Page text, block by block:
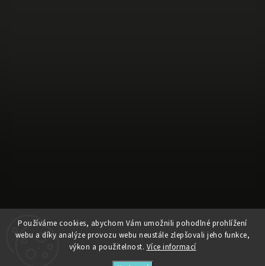
Používáme cookies, abychom Vám umožnili pohodlné prohlížení
webu a díky analýze provozu webu neustále zlepšovali jeho funkce,
výkon a použitelnost. Více informací
Sledovat na Instagramu